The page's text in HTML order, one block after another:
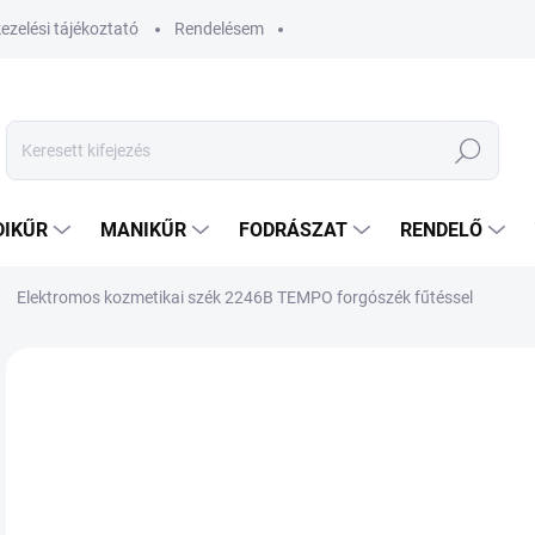
tájékoztató Rendelésem
Keresés
MANIKŰR FODRÁSZAT RENDELŐ
Elektromos kozmetikai szék 2246B TEMPO forgószék fűtéssel